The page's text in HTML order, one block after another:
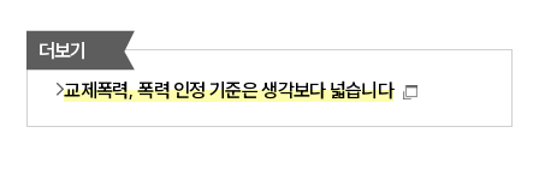
더보기
교제폭력, 폭력 인정 기준은 생각보다 넓습니다